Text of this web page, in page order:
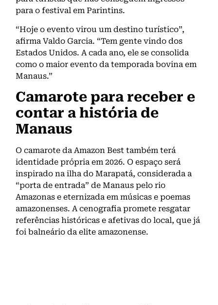
para o festival em Parintins.
“Hoje o evento virou um destino turístico”,
afirma Valdo Garcia. “Tem gente vindo dos
Estados Unidos. A cada ano, ele se consolida
como o maior evento da temporada bovina em
Manaus.”
Camarote para receber e
contar a história de
Manaus
O camarote da Amazon Best também terá
identidade própria em 2026. O espaço será
inspirado na ilha do Marapatá, considerada a
“porta de entrada” de Manaus pelo rio
Amazonas e eternizada em músicas e poemas
amazonenses. A cenografia promete resgatar
referências históricas e afetivas do local, que já
foi balneário da elite amazonense.